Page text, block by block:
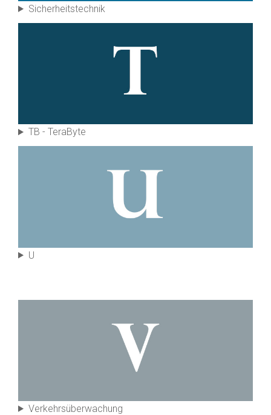
Sicherheits­technik
TB - Tera­Byte
U
Verkehrs­überwachung